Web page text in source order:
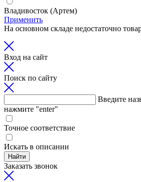
Владивосток (Артем)
Применить
На основном складе недостаточно
Вход на сайт
Поиск по сайту
Введите
нажмите "enter"
Точное соответствие
Искать в описании
Найти
Заказать звонок